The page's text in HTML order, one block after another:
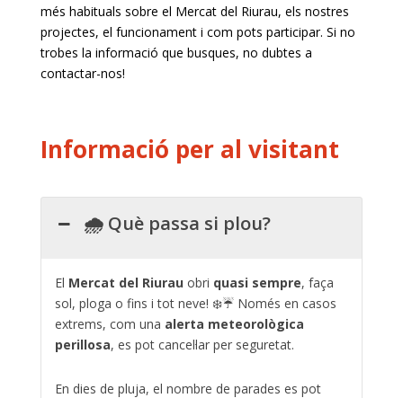
més habituals sobre el Mercat del Riurau, els nostres
projectes, el funcionament i com pots participar. Si no
trobes la informació que busques, no dubtes a
contactar-nos!
Informació per al visitant
🌧️ Què passa si plou?
El Mercat del Riurauobri quasi sempre, faça
sol, ploga o fins i tot neve! ❄️☔️ Només en casos
extrems, com una alerta meteorològica
perillosa, es pot cancel·lar per seguretat.
En dies de pluja, el nombre de parades es pot